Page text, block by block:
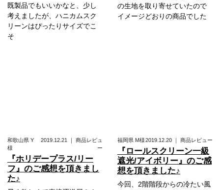
既製品でもいいかなと、少し
考えましたが、ハニカムスク
リーンはぴったりサイズでこ
そ
の生地を取り寄せていたので
イメージどおりの商品でした
和歌山県 Y
様
2019.12.21 ｜ 商品レビュ
ー
『ホリデープラス/リー
フ』のご感想を頂きまし
た♪
福岡県 M様2019.12.20 ｜ 商品レビュー
『ロールスクリーン一級
遮光/アイボリー』のご感
想を頂きました♪
今回、2階階段からの冷たい風